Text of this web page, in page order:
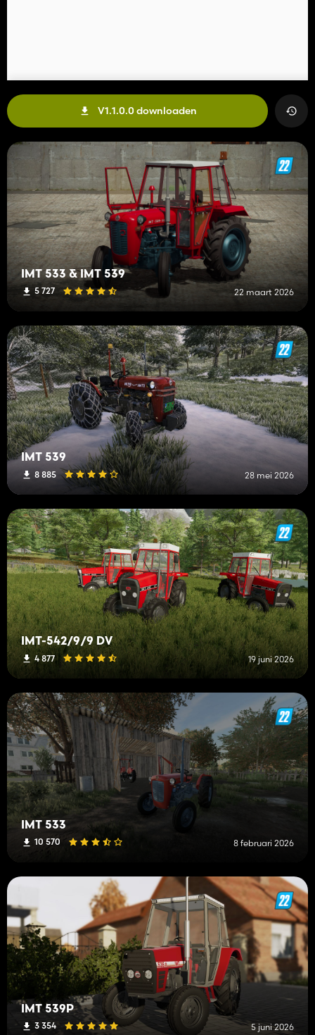
V1.1.0.0 downloaden
IMT 533 & IMT 539
5 727 22 maart 2026
IMT 539
8 885 28 mei 2026
IMT-542/9/9 DV
4 877 19 juni 2026
IMT 533
10 570 8 februari 2026
IMT 539P
3 354 5 juni 2026